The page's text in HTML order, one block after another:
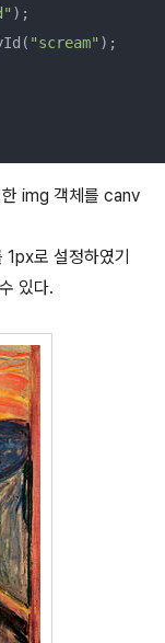
);
"scream" );
img 객체를 canv
로 설정하였기
있다.